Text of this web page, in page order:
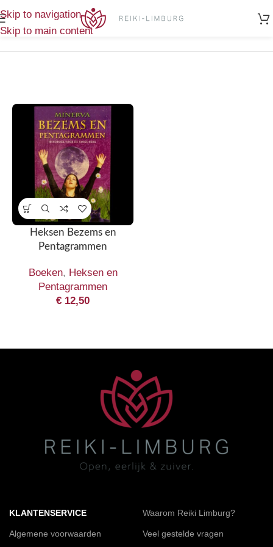
Skip to navigation
Skip to main content
Producten getagged “Heksen en Wicca”
Heksen Bezems en
Pentagrammen
Boeken, Heksen en
Pentagrammen
€ 12,50
KLANTENSERVICE
Algemene voorwaarden
Waarom Reiki Limburg?
Veel gestelde vragen